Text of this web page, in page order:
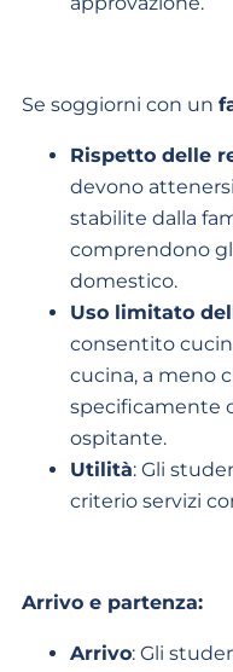
Se soggiorni con un
Rispetto delle
devono
stabilite dalla
comprendono
domestico.
Uso limitato
consentito
cucina, a meno
specificamente
ospitante.
Utilità: Gli
criterio servizi
Arrivo e partenza:
Arrivo: Gli